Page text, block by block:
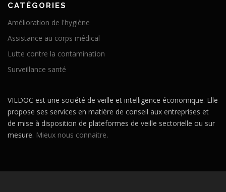
CATÉGORIES
Amélioration de l'hygiène
Assistance au corps médical
Lutte contre la contamination
Surveillance santé
VIEDOC est une société de veille et intelligence économique. Elle
propose ses services en matière de conseil aux entreprises et
de mise à disposition de plateformes de veille sectorielle ou sur
mesure. Mieux nous connaitre.